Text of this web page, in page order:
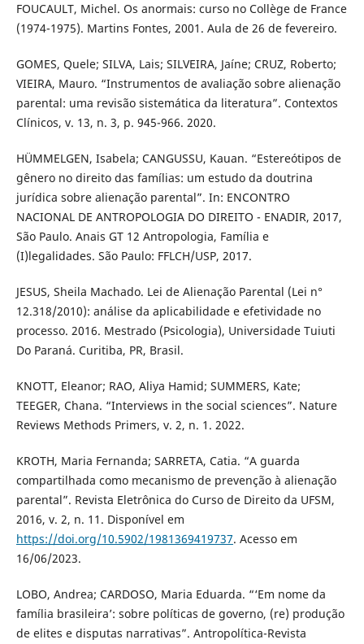
FOUCAULT, Michel. Os anormais: curso no Collège de France
(1974-1975). Martins Fontes, 2001. Aula de 26 de fevereiro.
GOMES, Quele; SILVA, Lais; SILVEIRA, Jaíne; CRUZ, Roberto;
VIEIRA, Mauro. “Instrumentos de avaliação sobre alienação
parental: uma revisão sistemática da literatura”. Contextos
Clínicos, v. 13, n. 3, p. 945-966. 2020.
HÜMMELGEN, Isabela; CANGUSSU, Kauan. “Estereótipos de
gênero no direito das famílias: um estudo da doutrina
jurídica sobre alienação parental”. In: ENCONTRO
NACIONAL DE ANTROPOLOGIA DO DIREITO - ENADIR, 2017,
São Paulo. Anais GT 12 Antropologia, Família e
(I)legalidades. São Paulo: FFLCH/USP, 2017.
JESUS, Sheila Machado. Lei de Alienação Parental (Lei n°
12.318/2010): análise da aplicabilidade e efetividade no
processo. 2016. Mestrado (Psicologia), Universidade Tuiuti
Do Paraná. Curitiba, PR, Brasil.
KNOTT, Eleanor; RAO, Aliya Hamid; SUMMERS, Kate;
TEEGER, Chana. “Interviews in the social sciences”. Nature
Reviews Methods Primers, v. 2, n. 1. 2022.
KROTH, Maria Fernanda; SARRETA, Catia. “A guarda
compartilhada como mecanismo de prevenção à alienação
parental”. Revista Eletrônica do Curso de Direito da UFSM,
2016, v. 2, n. 11. Disponível em
https://doi.org/10.5902/1981369419737. Acesso em
16/06/2023.
LOBO, Andrea; CARDOSO, Maria Eduarda. “‘Em nome da
família brasileira’: sobre políticas de governo, (re) produção
de elites e disputas narrativas”. Antropolítica-Revista